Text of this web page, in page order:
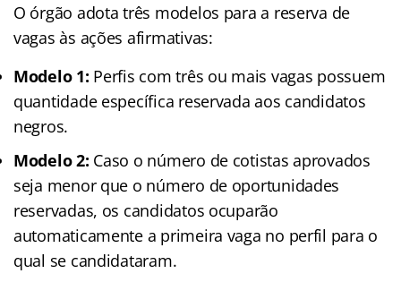
O órgão adota três modelos para a reserva de
vagas às ações afirmativas:
Modelo 1: Perfis com três ou mais vagas possuem
quantidade específica reservada aos candidatos
negros.
Modelo 2: Caso o número de cotistas aprovados
seja menor que o número de oportunidades
reservadas, os candidatos ocuparão
automaticamente a primeira vaga no perfil para o
qual se candidataram.